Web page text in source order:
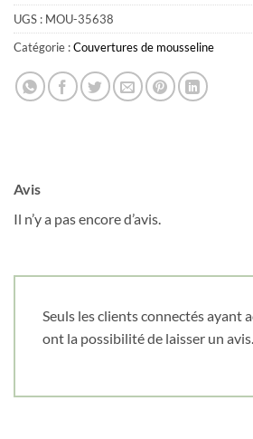
UGS : MOU-35638
Catégorie :Couvertures de mousseline
Avis
Il n’y a pas encore d’avis.
Seuls les clients connectés ayant
ont la possibilité de laisser un avis.
*
Date de naissance